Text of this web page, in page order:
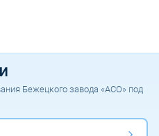
Бежецкого завода «АСО» под